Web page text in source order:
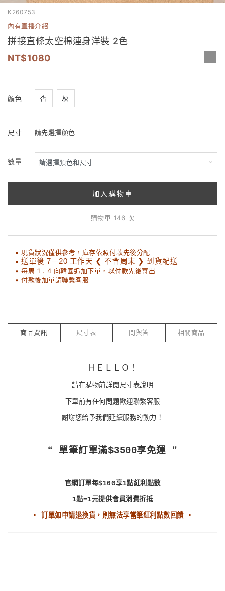
K260753
內有直播介紹
拼接直條太空棉連身洋裝 2色
1080
顏色 杏 灰
尺寸 請先選擇顏色
數量
加入購物車
購物車 146 次
▪ 現貨狀況僅供參考，庫存依照付款先後分配
▪ 送單後 7－20 工作天 ❮ 不含周末 ❯ 到貨配送
▪ 每周 1 . 4 向韓國追加下單，以付款先後寄出
▪ 付款後加單請聯繫客服
商品資訊 尺寸表 問與答 相關商品
ＨＥＬＬＯ！
請在購物前詳閱尺寸表說明
下單前有任何問題歡迎聯繫客服
謝謝您給予我們延續服務的動力！
❝ 單筆訂單滿$3500享免運 ❞
官網訂單每$100享1點紅利點數
1點=1元提供會員消費折抵
▪ 訂單如申請退換貨，則無法享當筆紅利點數回饋 ▪